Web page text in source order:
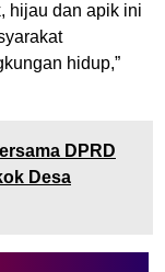
hijau dan apik ini
hidup,”
DPRD
Desa